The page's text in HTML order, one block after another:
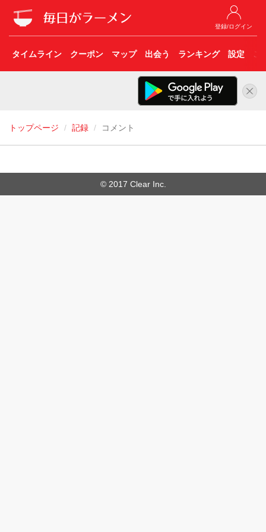
登録/ログイン
タイムライン クーポン マップ 出会う ランキング 設定 こ
トップページ 記録 コメント
© 2017 Clear Inc.